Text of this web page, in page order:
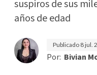
suspiros de sus
años de edad
Publicado 8 jul.
Por: Bivian